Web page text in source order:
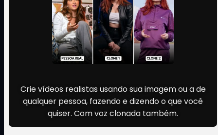
Crie vídeos realistas usando sua imagem ou a de
qualquer pessoa, fazendo e dizendo o que você
quiser. Com voz clonada também.